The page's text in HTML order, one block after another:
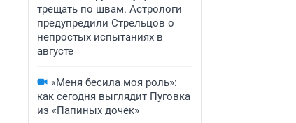
трещать по швам. Астрологи
предупредили Стрельцов о
непростых испытаниях в
августе
«Меня бесила моя роль»:
как сегодня выглядит Пуговка
из «Папиных дочек»